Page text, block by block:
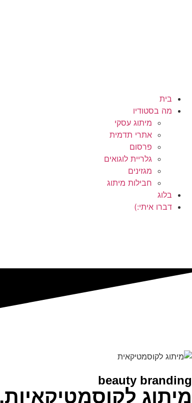
בית
מה בסטודיו
מיתוג עסקי
אתרי תדמית
פרסום
גלריית לוגואים
מגזינים
חבילות מיתוג
בלוג
דברו איתי:)
beauty branding
מיתוג